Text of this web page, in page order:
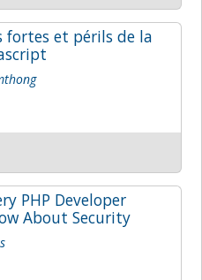
fortes et périls de la
PHP Developer
About Security